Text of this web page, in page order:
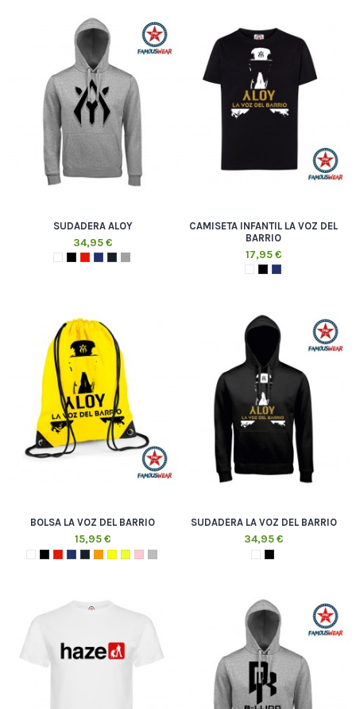
SUDADERA ALOY
34,95 €
CAMISETA INFANTIL LA VOZ DEL
BARRIO
17,95 €
BOLSA LA VOZ DEL BARRIO
15,95 €
SUDADERA LA VOZ DEL BARRIO
34,95 €